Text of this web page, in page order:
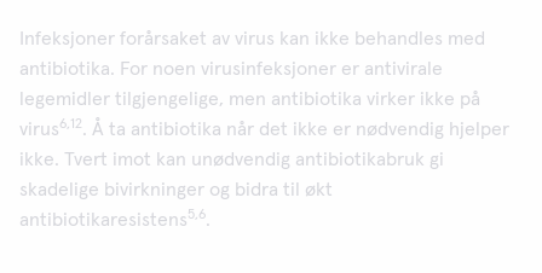
Infeksjoner forårsaket av virus kan ikke behandles med
antibiotika. For noen virusinfeksjoner er antivirale
legemidler tilgjengelige, men antibiotika virker ikke på
virus6,12. Å ta antibiotika når det ikke er nødvendig hjelper
ikke. Tvert imot kan unødvendig antibiotikabruk gi
skadelige bivirkninger og bidra til økt
antibiotikaresistens5,6.